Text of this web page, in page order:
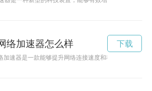
络加速器怎么样
加速器是一款能够提升网络连接速度和稳定性的工具
下载